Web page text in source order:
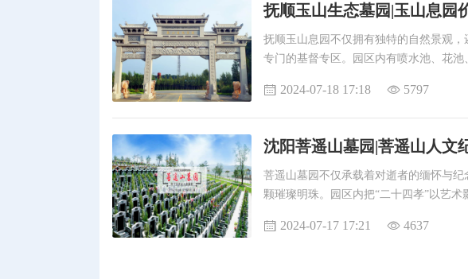
抚顺玉山生态墓园|玉山息园
抚顺玉山息园不仅拥有独特的自然景观
专门的基督专区。园区内有喷水池、花
2024-07-18 17:18 5797
沈阳菩遥山墓园|菩遥山人文
菩遥山墓园不仅承载着对逝者的缅怀与
颗璀璨明珠。园区内把“二十四孝”以艺
个菩遥山人文纪念园丰富的文化内涵。
2024-07-17 17:21 4637